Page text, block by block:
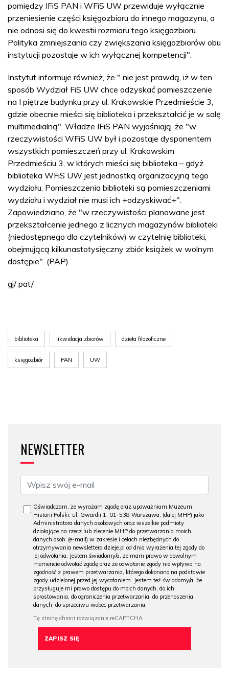
pomiędzy IFiS PAN i WFiS UW przewiduje wyłącznie
przeniesienie części księgozbioru do innego magazynu, a
nie odnosi się do kwestii rozmiaru tego księgozbioru.
Polityka zmniejszania czy zwiększania księgozbiorów obu
instytucji pozostaje w ich wyłącznej kompetencji".
Instytut informuje również, że " nie jest prawdą, iż w ten
sposób Wydział FiS UW chce odzyskać pomieszczenie
na I piętrze budynku przy ul. Krakowskie Przedmieście 3,
gdzie obecnie mieści się biblioteka i przekształcić je w salę
multimedialną". Władze IFiS PAN wyjaśniają, że "w
rzeczywistości WFiS UW był i pozostaje dysponentem
wszystkich pomieszczeń przy ul. Krakowskim
Przedmieściu 3, w których mieści się biblioteka – gdyż
biblioteka WFiS UW jest jednostką organizacyjną tego
wydziału. Pomieszczenia biblioteki są pomieszczeniami
wydziału i wydział nie musi ich +odzyskiwać+".
Zapowiedziano, że "w rzeczywistości planowane jest
przekształcenie jednego z licznych magazynów biblioteki
(niedostępnego dla czytelników) w czytelnię biblioteki,
obejmującą kilkunastotysięczny zbiór książek w wolnym
dostępie". (PAP)
gj/ pat/
biblioteka likwidacja zbiorów dzieła filozoficzne
księgozbiór PAN UW
NEWSLETTER
Oświadczam, że wyrażam zgodę oraz upoważniam Muzeum
Historii Polski, ul. Gwardii 1, 01-538 Warszawa, (dalej MHP) jako
Administratora danych osobowych oraz wszelkie podmioty
działające na rzecz lub zlecenie MHP do przetwarzania moich
danych osob. (e-mail) w zakresie i celach niezbędnych do
otrzymywania newslettera dzieje.pl od dnia wyrażenia tej zgody do
jej odwołania. Jestem świadomy/a, że mam prawo w dowolnym
momencie odwołać zgodę oraz że odwołanie zgody nie wpływa na
zgodność z prawem przetwarzania, którego dokonano na podstawie
zgody udzielonej przed jej wycofaniem. Jestem też świadomy/a, że
przysługuje mi prawo dostępu do moich danych, do ich
sprostowania, do ograniczenia przetwarzania, do przenoszenia
danych, do sprzeciwu wobec przetwarzania.